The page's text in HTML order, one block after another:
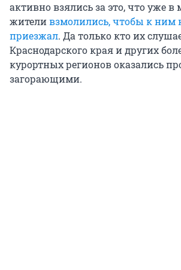
активно взялись за это, что уже в
жителивзмолились, чтобы к ним
приезжал. Да только кто их
Краснодарского края и других
курортных регионов оказались
загорающими.